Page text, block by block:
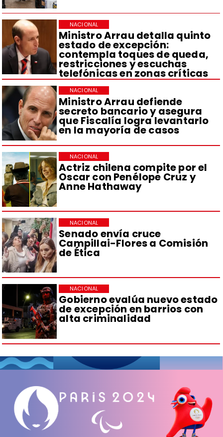
Ministro Arrau detalla quinto
estado de excepción:
contempla toques de queda,
restricciones y escuchas
telefónicas en zonas críticas
NACIONAL
Ministro Arrau defiende
secreto bancario y asegura
que Fiscalía logra levantarlo
en la mayoría de casos
NACIONAL
Actriz chilena compite por el
Oscar con Penélope Cruz y
Anne Hathaway
NACIONAL
Senado envía cruce
Campillai-Flores a Comisión
de Ética
NACIONAL
Gobierno evalúa nuevo estado
de excepción en barrios con
alta criminalidad
NACIONAL